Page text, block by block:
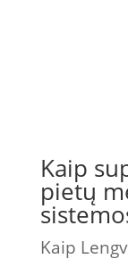
Kaip
pietų
Kaip